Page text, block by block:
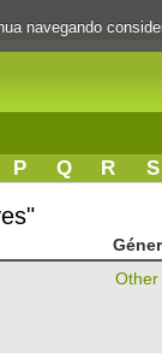
P Q R S
Other
navegando